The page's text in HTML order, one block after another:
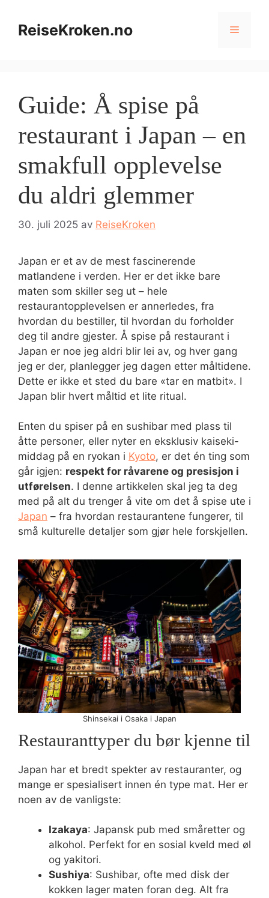
innholdReiseKroken.no Meny
Guide: Å spise på
restaurant i Japan – en
smakfull opplevelse
du aldri glemmer
30. juli 2025 av ReiseKroken
Japan er et av de mest fascinerende
matlandene i verden. Her er det ikke bare
maten som skiller seg ut – hele
restaurantopplevelsen er annerledes, fra
hvordan du bestiller, til hvordan du forholder
deg til andre gjester. Å spise på restaurant i
Japan er noe jeg aldri blir lei av, og hver gang
jeg er der, planlegger jeg dagen etter måltidene.
Dette er ikke et sted du bare «tar en matbit». I
Japan blir hvert måltid et lite ritual.
Enten du spiser på en sushibar med plass til
åtte personer, eller nyter en eksklusiv kaiseki-
middag på en ryokan i Kyoto, er det én ting som
går igjen: respekt for råvarene og presisjon i
utførelsen. I denne artikkelen skal jeg ta deg
med på alt du trenger å vite om det å spise ute i
Japan – fra hvordan restaurantene fungerer, til
små kulturelle detaljer som gjør hele forskjellen.
Shinsekai i Osaka i Japan
Restauranttyper du bør kjenne til
Japan har et bredt spekter av restauranter, og
mange er spesialisert innen én type mat. Her er
noen av de vanligste:
Izakaya: Japansk pub med småretter og
alkohol. Perfekt for en sosial kveld med øl
og yakitori.
Sushiya: Sushibar, ofte med disk der
kokken lager maten foran deg. Alt fra